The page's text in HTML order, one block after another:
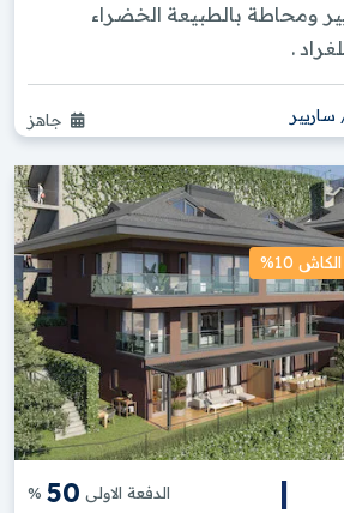
ومحاطة بالطبيعة الخضراء
.
ساريير جاهز
10%
| الدفعة الاولى 50
%